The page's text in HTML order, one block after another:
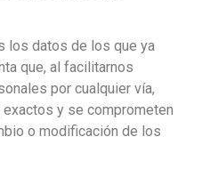
los datos de los que ya
que, al facilitarnos
por cualquier vía,
y se comprometen
o modificación de los